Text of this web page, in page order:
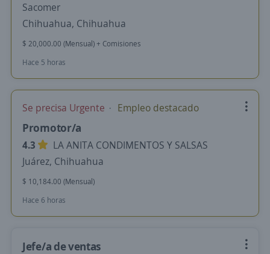
Sacomer
Chihuahua, Chihuahua
$ 20,000.00 (Mensual) + Comisiones
Hace 5 horas
Se precisa Urgente Empleo destacado
Promotor/a
4.3
LA ANITA CONDIMENTOS Y SALSAS
Juárez, Chihuahua
$ 10,184.00 (Mensual)
Hace 6 horas
Jefe/a de ventas